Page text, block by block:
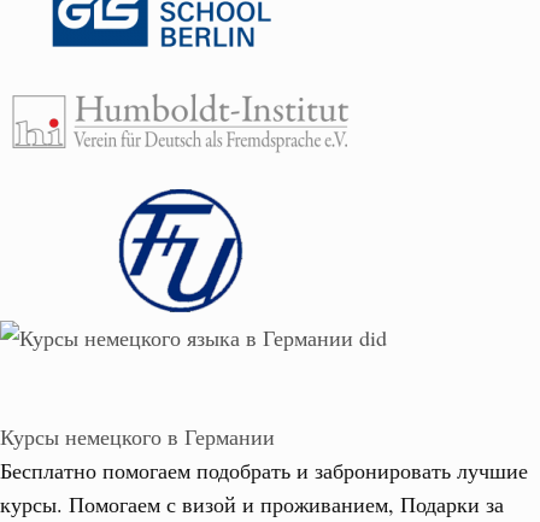
Курсы немецкого в Германии
Бесплатно помогаем подобрать и забронировать лучшие
курсы. Помогаем с визой и проживанием, Подарки за